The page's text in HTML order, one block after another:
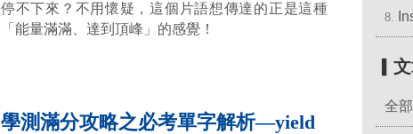
停不下來？不用懷疑，這個片語想傳達的正是這種
「能量滿滿、達到頂峰」的感覺！
學測滿分攻略之必考單字解析—yield
8.
▎
全